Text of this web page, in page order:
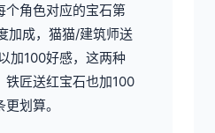
个角色对应的宝石第
加成，猫猫/建筑师送
加100好感，这两种
铁匠送红宝石也加100
划算。